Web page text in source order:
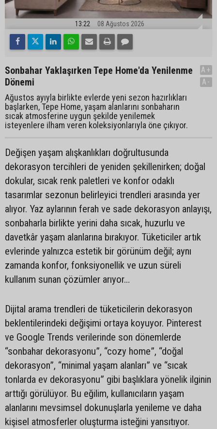
13:22 08 Ağustos 2026
Sonbahar Yaklaşırken Tepe Home'da Yenilenme
Dönemi
Ağustos ayıyla birlikte evlerde yeni sezon hazırlıkları
başlarken, Tepe Home, yaşam alanlarını sonbaharın
sıcak atmosferine uygun şekilde yenilemek
isteyenlere ilham veren koleksiyonlarıyla öne çıkıyor.
A+
A-
Değişen yaşam alışkanlıkları doğrultusunda
dekorasyon tercihleri de yeniden şekillenirken; doğal
dokular, sıcak renk paletleri ve konfor odaklı
tasarımlar sezonun belirleyici trendleri arasında yer
alıyor. Yaz aylarının ferah ve sade dekorasyon anlayışı,
sonbaharla birlikte yerini daha sıcak, huzurlu ve
davetkâr yaşam alanlarına bırakıyor. Tüketiciler artık
evlerinde yalnızca estetik bir görünüm değil; aynı
zamanda konfor, fonksiyonellik ve uzun süreli
kullanım sunan çözümler arıyor…
Dijital arama trendleri de tüketicilerin dekorasyon
beklentilerindeki değişimi ortaya koyuyor. Pinterest
ve Google Trends verilerinde son dönemlerde
“sonbahar dekorasyonu”, “cozy home”, “doğal
dekorasyon”, “minimal yaşam alanları” ve “sıcak
tonlarda ev dekorasyonu” gibi başlıklara yönelik ilginin
arttığı görülüyor. Bu eğilim, kullanıcıların yaşam
alanlarını mevsimsel dokunuşlarla yenileme ve daha
kişisel atmosferler oluşturma isteğini yansıtıyor.